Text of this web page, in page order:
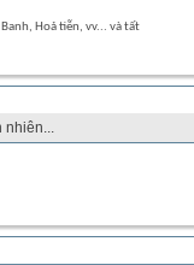
Hoả tiễn, vv... và tất
nhiên...